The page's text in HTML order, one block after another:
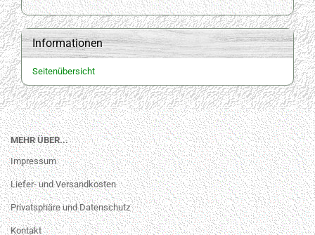
Informationen
Seitenübersicht
MEHR ÜBER...
Impressum
Liefer- und Versandkosten
Privatsphäre und Datenschutz
Kontakt